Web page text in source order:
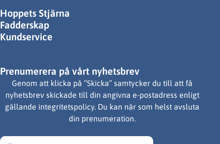
Hoppets Stjärna
Fadderskap
Kundservice
Prenumerera på vårt nyhetsbrev
Genom att klicka på ”Skicka” samtycker du till att få
nyhetsbrev skickade till din angivna e-postadress enligt
gällande integritetspolicy. Du kan när som helst avsluta
din prenumeration.